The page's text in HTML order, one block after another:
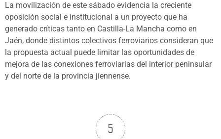
La movilización de este sábado evidencia la creciente
oposición social e institucional a un proyecto que ha
generado críticas tanto en Castilla-La Mancha como en
Jaén, donde distintos colectivos ferroviarios consideran que
la propuesta actual puede limitar las oportunidades de
mejora de las conexiones ferroviarias del interior peninsular
y del norte de la provincia jiennense.
5